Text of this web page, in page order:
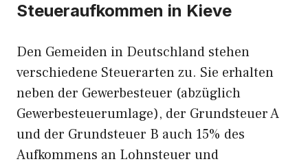
Steueraufkommen in Kieve
Den Gemeiden in Deutschland stehen
verschiedene Steuerarten zu. Sie erhalten
neben der Gewerbesteuer (abzüglich
Gewerbesteuerumlage), der Grundsteuer A
und der Grundsteuer B auch 15% des
Aufkommens an Lohnsteuer und